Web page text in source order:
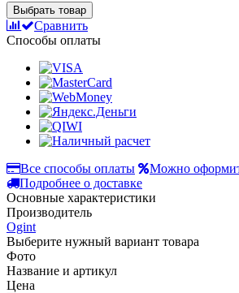
Выбрать товар
Сравнить
Способы оплаты
Все способы оплаты
Можно
Подробнее о доставке
Основные характеристики
Производитель
Ogint
Выберите нужный вариант товара
Фото
Название и артикул
Цена